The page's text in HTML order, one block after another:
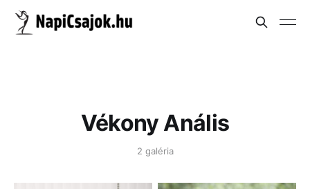
Vékony Anális
2 galéria